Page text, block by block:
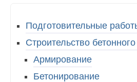
Подготовительные
Строительство
Армирование
Бетонирование